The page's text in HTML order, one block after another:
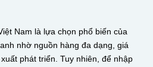
Nam là lựa chọn phổ biến của
nhờ nguồn hàng đa dạng, giá
phát triển. Tuy nhiên, để nhập